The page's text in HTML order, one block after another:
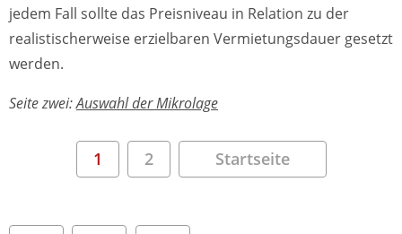
jedem Fall sollte das Preisniveau in Relation zu der
realistischerweise erzielbaren Vermietungsdauer gesetzt
werden.
Seite zwei:Auswahl der Mikrolage
1 2 Startseite